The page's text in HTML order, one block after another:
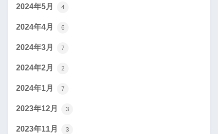
2024年5月 4
2024年4月 6
2024年3月 7
2024年2月 2
2024年1月 7
2023年12月 3
2023年11月 3